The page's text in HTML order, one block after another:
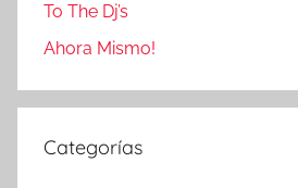
To The Dj’s
Ahora Mismo!
Categorías